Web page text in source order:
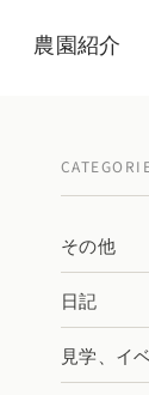
農園紹介
その他
日記
見学、イ